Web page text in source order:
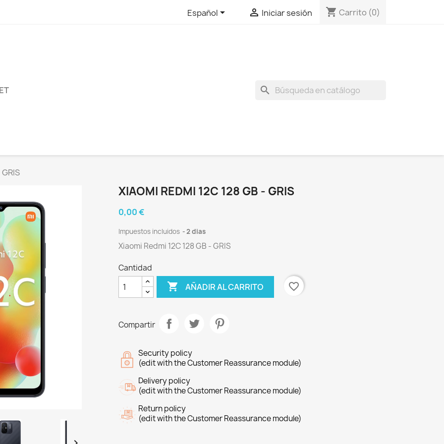
Español  Iniciar sesión shopping_cart Carrito (0)
search
XIAOMI REDMI 12C 128 GB - GRIS
0,00 €
Impuestos incluidos 2 dias
Xiaomi Redmi 12C 128 GB - GRIS
Cantidad
 AÑADIR AL CARRITO favorite_border
Compartir
Security policy
(edit with the Customer Reassurance module)
Delivery policy
(edit with the Customer Reassurance module)
Return policy
(edit with the Customer Reassurance module)